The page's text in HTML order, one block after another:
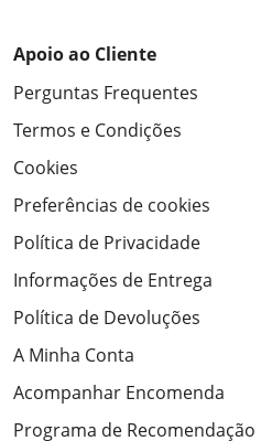
Apoio ao Cliente
Perguntas Frequentes
Termos e Condições
Cookies
Preferências de cookies
Política de Privacidade
Informações de Entrega
Política de Devoluções
A Minha Conta
Acompanhar Encomenda
Programa de Recomendação